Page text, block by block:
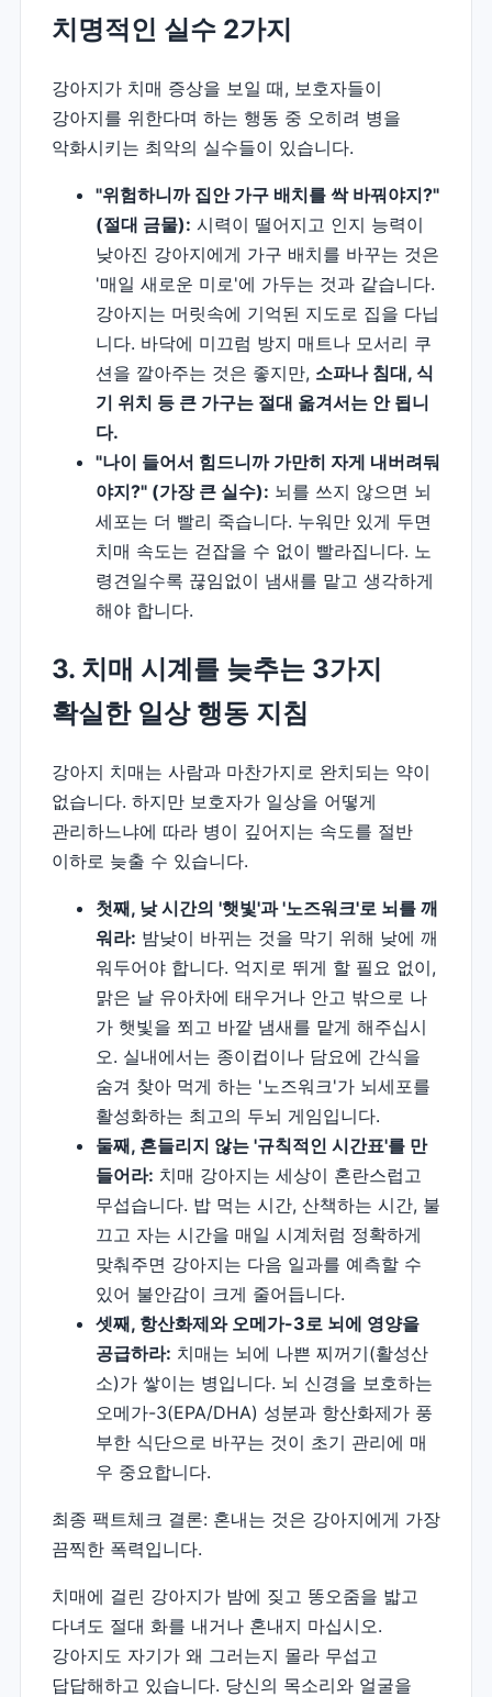
치명적인 실수 2가지
강아지가 치매 증상을 보일 때, 보호자들이
강아지를 위한다며 하는 행동 중 오히려 병을
악화시키는 최악의 실수들이 있습니다.
"위험하니까 집안 가구 배치를 싹 바꿔야지?"
(절대 금물): 시력이 떨어지고 인지 능력이
낮아진 강아지에게 가구 배치를 바꾸는 것은
'매일 새로운 미로'에 가두는 것과 같습니다.
강아지는 머릿속에 기억된 지도로 집을 다닙
니다. 바닥에 미끄럼 방지 매트나 모서리 쿠
션을 깔아주는 것은 좋지만, 소파나 침대, 식
기 위치 등 큰 가구는 절대 옮겨서는 안 됩니
다.
"나이 들어서 힘드니까 가만히 자게 내버려둬
야지?" (가장 큰 실수): 뇌를 쓰지 않으면 뇌
세포는 더 빨리 죽습니다. 누워만 있게 두면
치매 속도는 걷잡을 수 없이 빨라집니다. 노
령견일수록 끊임없이 냄새를 맡고 생각하게
해야 합니다.
3. 치매 시계를 늦추는 3가지
확실한 일상 행동 지침
강아지 치매는 사람과 마찬가지로 완치되는 약이
없습니다. 하지만 보호자가 일상을 어떻게
관리하느냐에 따라 병이 깊어지는 속도를 절반
이하로 늦출 수 있습니다.
첫째, 낮 시간의 '햇빛'과 '노즈워크'로 뇌를 깨
워라: 밤낮이 바뀌는 것을 막기 위해 낮에 깨
워두어야 합니다. 억지로 뛰게 할 필요 없이,
맑은 날 유아차에 태우거나 안고 밖으로 나
가 햇빛을 쬐고 바깥 냄새를 맡게 해주십시
오. 실내에서는 종이컵이나 담요에 간식을
숨겨 찾아 먹게 하는 '노즈워크'가 뇌세포를
활성화하는 최고의 두뇌 게임입니다.
둘째, 흔들리지 않는 '규칙적인 시간표'를 만
들어라: 치매 강아지는 세상이 혼란스럽고
무섭습니다. 밥 먹는 시간, 산책하는 시간, 불
끄고 자는 시간을 매일 시계처럼 정확하게
맞춰주면 강아지는 다음 일과를 예측할 수
있어 불안감이 크게 줄어듭니다.
셋째, 항산화제와 오메가-3로 뇌에 영양을
공급하라: 치매는 뇌에 나쁜 찌꺼기(활성산
소)가 쌓이는 병입니다. 뇌 신경을 보호하는
오메가-3(EPA/DHA) 성분과 항산화제가 풍
부한 식단으로 바꾸는 것이 초기 관리에 매
우 중요합니다.
최종 팩트체크 결론: 혼내는 것은 강아지에게 가장
끔찍한 폭력입니다.
치매에 걸린 강아지가 밤에 짖고 똥오줌을 밟고
다녀도 절대 화를 내거나 혼내지 마십시오.
강아지도 자기가 왜 그러는지 몰라 무섭고
답답해하고 있습니다. 당신의 목소리와 얼굴을